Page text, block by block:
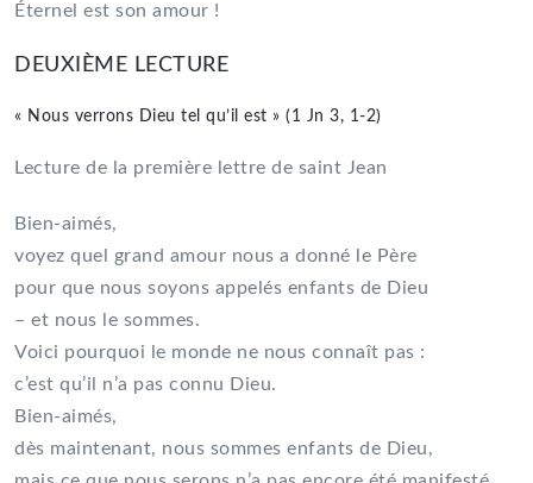
Éternel est son amour !
DEUXIÈME LECTURE
« Nous verrons Dieu tel qu’il est » (1 Jn 3, 1-2)
Lecture de la première lettre de saint Jean
Bien-aimés,
voyez quel grand amour nous a donné le Père
pour que nous soyons appelés enfants de Dieu
– et nous le sommes.
Voici pourquoi le monde ne nous connaît pas :
c’est qu’il n’a pas connu Dieu.
Bien-aimés,
dès maintenant, nous sommes enfants de Dieu,